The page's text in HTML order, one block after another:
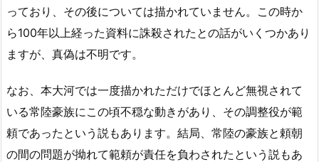
っており、その後については描かれていません。この時か
ら100年以上経った資料に誅殺されたとの話がいくつかあり
ますが、真偽は不明です。
なお、本大河では一度描かれただけでほとんど無視されて
いる常陸豪族にこの頃不穏な動きがあり、その調整役が範
頼であったという説もあります。結局、常陸の豪族と頼朝
の間の問題が拗れて範頼が責任を負わされたという説もあ